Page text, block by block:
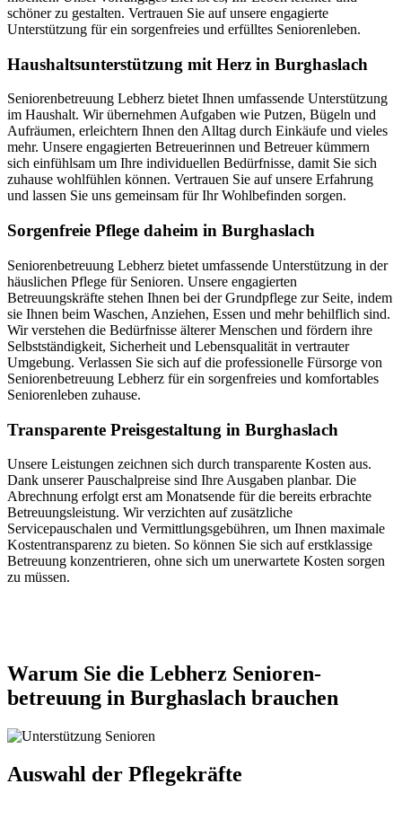
schöner zu gestalten. Vertrauen Sie auf unsere engagierte
Unterstützung für ein sorgenfreies und erfülltes Seniorenleben.
Haushalts­unterstützung mit Herz in Burghaslach
Seniorenbetreuung Lebherz bietet Ihnen umfassende Unterstützung
im Haushalt. Wir übernehmen Aufgaben wie Putzen, Bügeln und
Aufräumen, erleichtern Ihnen den Alltag durch Einkäufe und vieles
mehr. Unsere engagierten Betreuerinnen und Betreuer kümmern
sich einfühlsam um Ihre individuellen Bedürfnisse, damit Sie sich
zuhause wohlfühlen können. Vertrauen Sie auf unsere Erfahrung
und lassen Sie uns gemeinsam für Ihr Wohlbefinden sorgen.
Sorgenfreie Pflege daheim in Burghaslach
Seniorenbetreuung Lebherz bietet umfassende Unterstützung in der
häuslichen Pflege für Senioren. Unsere engagierten
Betreuungskräfte stehen Ihnen bei der Grundpflege zur Seite, indem
sie Ihnen beim Waschen, Anziehen, Essen und mehr behilflich sind.
Wir verstehen die Bedürfnisse älterer Menschen und fördern ihre
Selbstständigkeit, Sicherheit und Lebensqualität in vertrauter
Umgebung. Verlassen Sie sich auf die professionelle Fürsorge von
Seniorenbetreuung Lebherz für ein sorgenfreies und komfortables
Seniorenleben zuhause.
Transparente Preisgestaltung in Burghaslach
Unsere Leistungen zeichnen sich durch transparente Kosten aus.
Dank unserer Pauschalpreise sind Ihre Ausgaben planbar. Die
Abrechnung erfolgt erst am Monatsende für die bereits erbrachte
Betreuungsleistung. Wir verzichten auf zusätzliche
Servicepauschalen und Vermittlungsgebühren, um Ihnen maximale
Kostentransparenz zu bieten. So können Sie sich auf erstklassige
Betreuung konzentrieren, ohne sich um unerwartete Kosten sorgen
zu müssen.
Warum Sie die Lebherz Senioren­
betreuung in Burghaslach brauchen
Auswahl der Pflegekräfte